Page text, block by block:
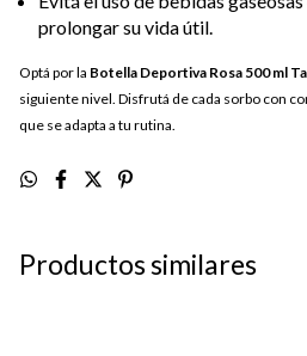
prolongar su vida útil.
Optá por la Botella Deportiva Rosa 500 ml
siguiente nivel. Disfrutá de cada sorbo con
que se adapta a tu rutina.
Productos similares